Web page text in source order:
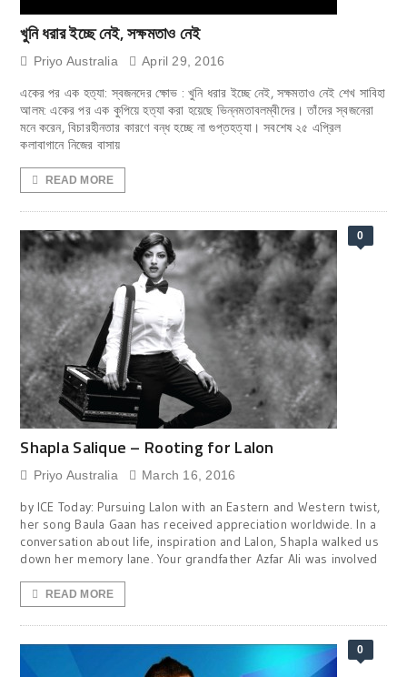
খুনি ধরার ইচ্ছে নেই, সক্ষমতাও নেই
Priyo Australia April 29, 2016
একের পর এক হত্যা: স্বজনদের ক্ষোভ : খুনি ধরার ইচ্ছে নেই, সক্ষমতাও নেই শেখ সাবিহা
আলম: একের পর এক কুপিয়ে হত্যা করা হয়েছে ভিন্নমতাবলম্বীদের। তাঁদের স্বজনেরা
মনে করেন, বিচারহীনতার কারণে বন্ধ হচ্ছে না গুপ্তহত্যা। সবশেষ ২৫ এপ্রিল
কলাবাগানে নিজের বাসায়
READ MORE
0
Shapla Salique – Rooting for Lalon
Priyo Australia March 16, 2016
by ICE Today: Pursuing Lalon with an Eastern and Western twist,
her song Baula Gaan has received appreciation worldwide. In a
conversation about life, inspiration and Lalon, Shapla walked us
down her memory lane. Your grandfather Azfar Ali was involved
READ MORE
0